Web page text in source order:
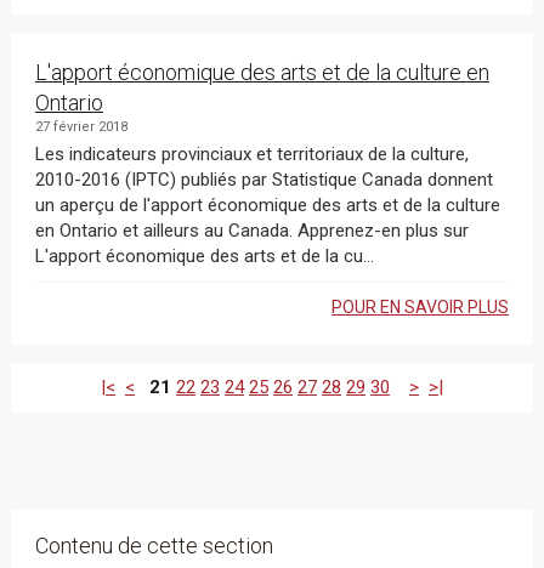
L'apport économique des arts et de la culture en
Ontario
27 février 2018
Les indicateurs provinciaux et territoriaux de la culture,
2010-2016 (IPTC) publiés par Statistique Canada donnent
un aperçu de l'apport économique des arts et de la culture
en Ontario et ailleurs au Canada. Apprenez-en plus sur
L'apport économique des arts et de la cu...
POUR EN SAVOIR PLUS
|< < 21 22 23 24 25 26 27 28 29 30 > >|
Contenu de cette section